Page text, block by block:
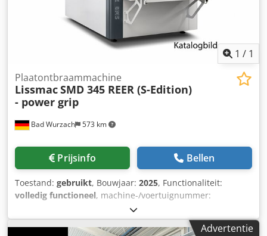
1 / 1
Bad Wurzach 573 km
Plaatontbraammachine
LissmacSMD 345 REER (S-Edition)
- power grip
Prijsinfo Bellen
Toestand: gebruikt, Bouwjaar: 2025, Functionaliteit:
volledig functioneel, machine-/voertuignummer:
, 12 maanden garantie. Crsdpfx Afezldums Uof
Advertentie